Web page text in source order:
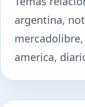
argentina,
america,